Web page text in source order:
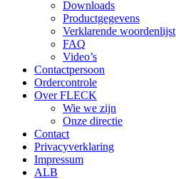
Downloads
Productgegevens
Verklarende woordenlijst
FAQ
Video’s
Contactpersoon
Ordercontrole
Over FLECK
Wie we zijn
Onze directie
Contact
Privacyverklaring
Impressum
ALB